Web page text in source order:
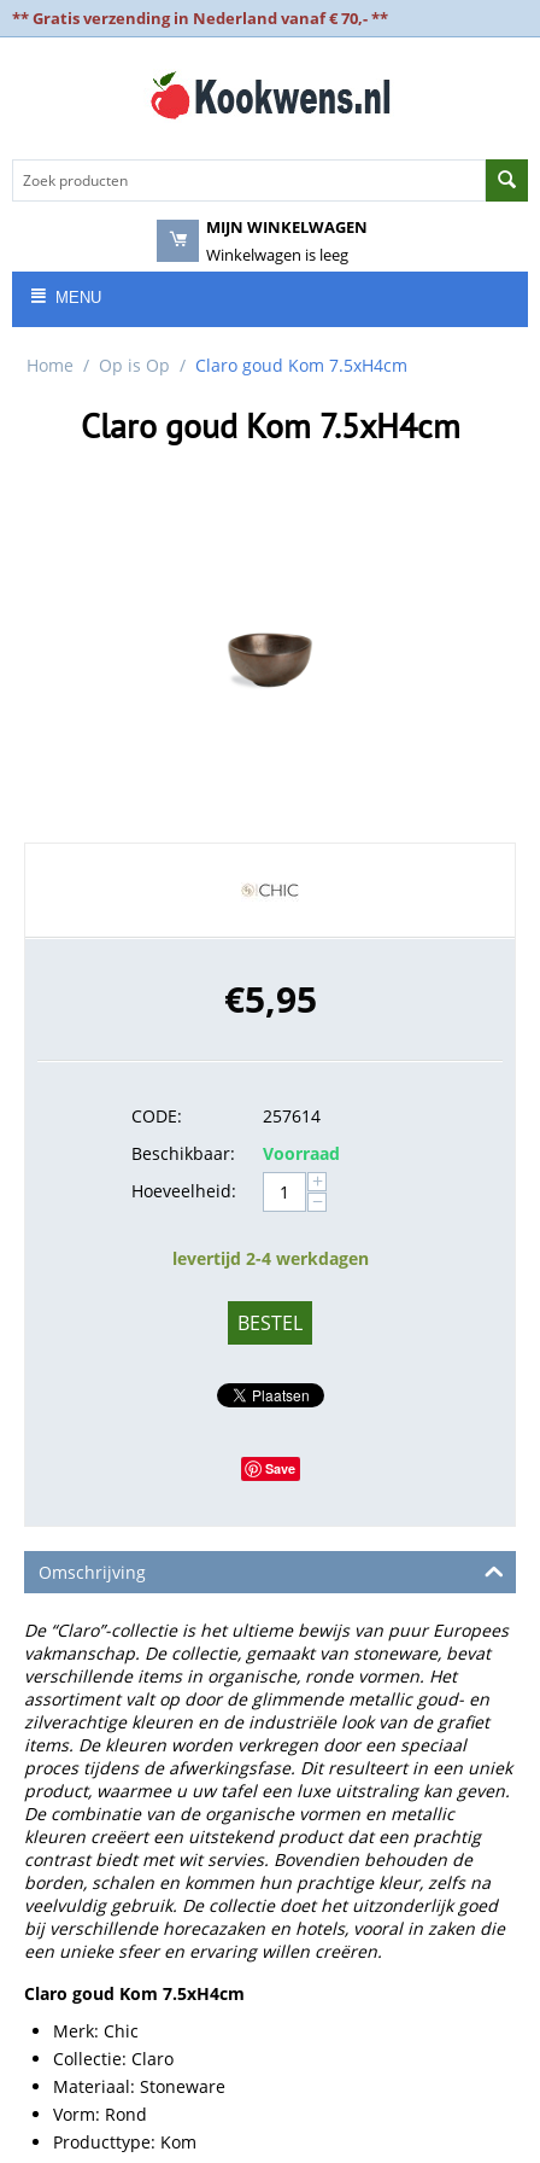
** Gratis verzending in Nederland vanaf € 70,- **
MIJN WINKELWAGEN
Winkelwagen is leeg
MENU
Home / Op is Op / Claro goud Kom 7.5xH4cm
Claro goud Kom 7.5xH4cm
€5,95
CODE:
257614
Beschikbaar:
Voorraad
Hoeveelheid:
+
−
levertijd 2-4 werkdagen
BESTEL
Save
Omschrijving
De “Claro”-collectie is het ultieme bewijs van puur Europees
vakmanschap. De collectie, gemaakt van stoneware, bevat
verschillende items in organische, ronde vormen. Het
assortiment valt op door de glimmende metallic goud- en
zilverachtige kleuren en de industriële look van de grafiet
items. De kleuren worden verkregen door een speciaal
proces tijdens de afwerkingsfase. Dit resulteert in een uniek
product, waarmee u uw tafel een luxe uitstraling kan geven.
De combinatie van de organische vormen en metallic
kleuren creëert een uitstekend product dat een prachtig
contrast biedt met wit servies. Bovendien behouden de
borden, schalen en kommen hun prachtige kleur, zelfs na
veelvuldig gebruik. De collectie doet het uitzonderlijk goed
bij verschillende horecazaken en hotels, vooral in zaken die
een unieke sfeer en ervaring willen creëren.
Claro goud Kom 7.5xH4cm
Merk: Chic
Collectie: Claro
Materiaal: Stoneware
Vorm: Rond
Producttype: Kom